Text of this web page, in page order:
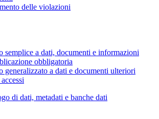
delle violazioni
semplice a dati, documenti e informazioni
obbligatoria
generalizzato a dati e documenti ulteriori
di dati, metadati e banche dati